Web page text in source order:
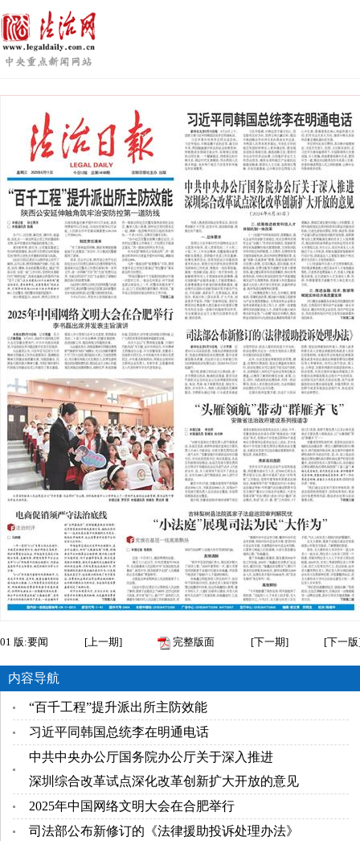
01 版:要闻 [上一期] 完整版面 [下一期] [下一版
内容导航
“百千工程”提升派出所主防效能
习近平同韩国总统李在明通电话
中共中央办公厅国务院办公厅关于深入推进
深圳综合改革试点深化改革创新扩大开放的意见
2025年中国网络文明大会在合肥举行
司法部公布新修订的《法律援助投诉处理办法》